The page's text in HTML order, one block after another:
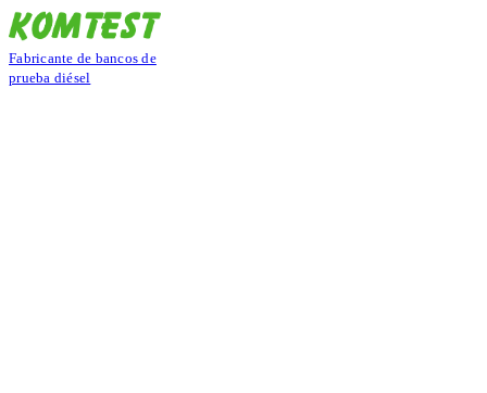
Fabricante de bancos de
prueba diésel